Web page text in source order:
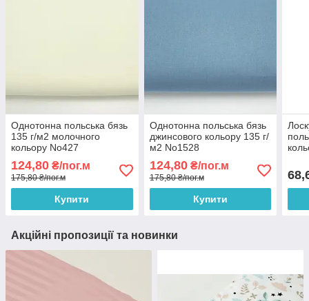
Однотонна польська бязь
135 г/м2 молочного
кольору No427
124,80 ₴/пог.м
175,80 ₴/пог.м
Купити
Однотонна польська бязь
джинсового кольору 135 г/
м2 No1528
124,80₴/пог.м
175,80 ₴/пог.м
Купити
Акційні пропозиції та новинки